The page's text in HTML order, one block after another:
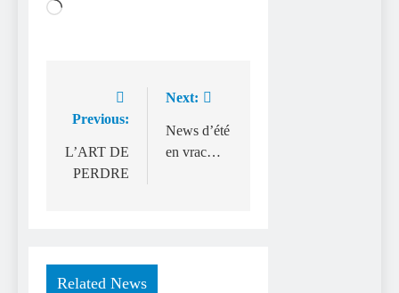
Chargement…
Navigation
l’article
Previous:
L’ART DE
PERDRE
Next:
News d’été
en vrac…
Related News